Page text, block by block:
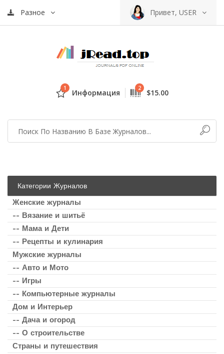
Разное Привет, USER
1 Информация 2 $15.00
Категории Журналов
Женские журналы
-- Вязание и шитьё
-- Мама и Дети
-- Рецепты и кулинария
Мужские журналы
-- Авто и Мото
-- Игры
-- Компьютерные журналы
Дом и Интерьер
-- Дача и огород
-- О строительстве
Страны и путешествия